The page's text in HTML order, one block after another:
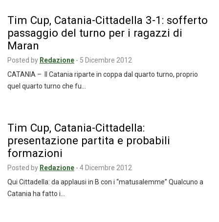
Tim Cup, Catania-Cittadella 3-1: sofferto
passaggio del turno per i ragazzi di
Maran
Posted by Redazione - 5 Dicembre 2012
CATANIA – Il Catania riparte in coppa dal quarto turno, proprio
quel quarto turno che fu…
Tim Cup, Catania-Cittadella:
presentazione partita e probabili
formazioni
Posted by Redazione - 4 Dicembre 2012
Qui Cittadella: da applausi in B con i “matusalemme” Qualcuno a
Catania ha fatto i…